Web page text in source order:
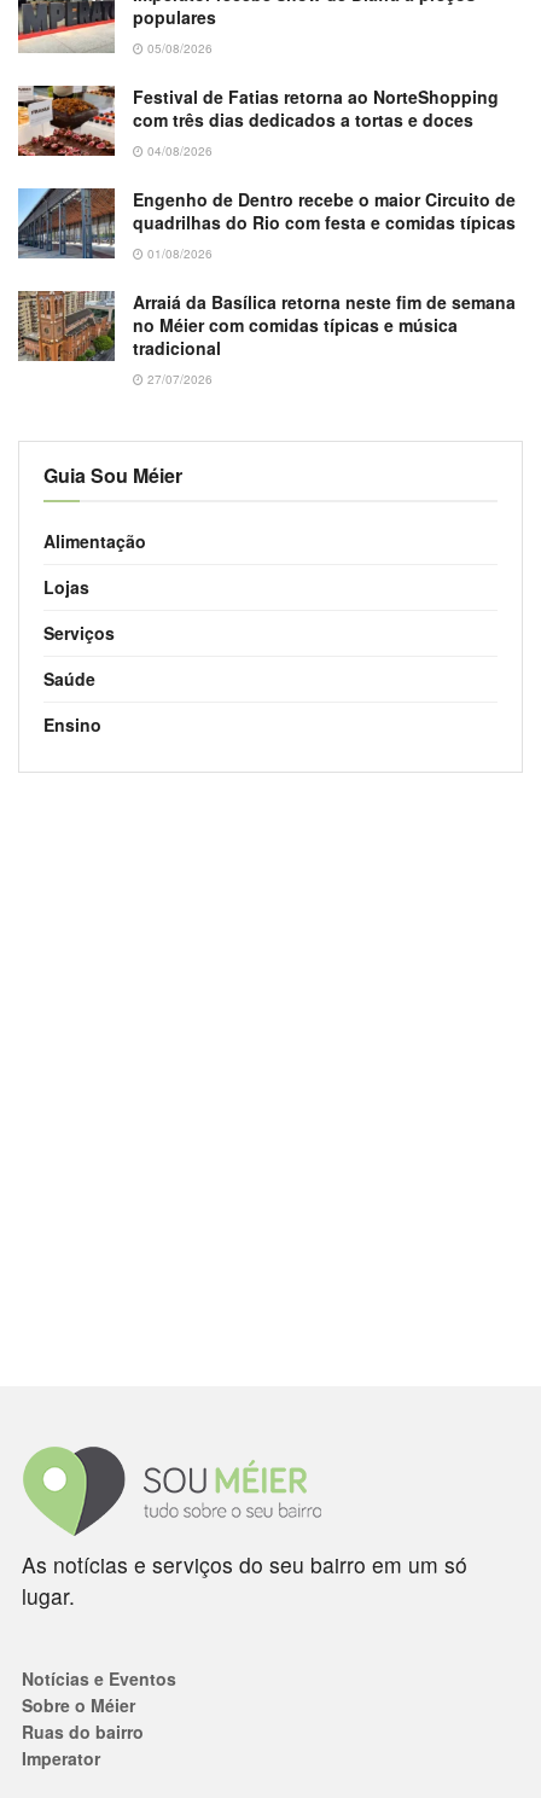
populares
05/08/2026
Festival de Fatias retorna ao NorteShopping
com três dias dedicados a tortas e doces
04/08/2026
Engenho de Dentro recebe o maior Circuito de
quadrilhas do Rio com festa e comidas típicas
01/08/2026
Arraiá da Basílica retorna neste fim de semana
no Méier com comidas típicas e música
tradicional
27/07/2026
Guia Sou Méier
Alimentação
Lojas
Serviços
Saúde
Ensino
As notícias e serviços do seu bairro em um só
lugar.
Notícias e Eventos
Sobre o Méier
Ruas do bairro
Imperator